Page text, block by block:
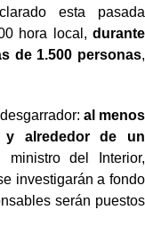
esta pasada
hora local, durante
de 1.500 personas,
al menos
alrededor de un
del Interior,
investigarán a fondo
serán puestos